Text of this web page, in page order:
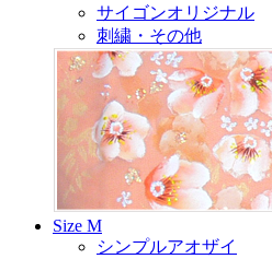
サイゴンオリジナル
刺繍・その他
Size M
シンプルアオザイ